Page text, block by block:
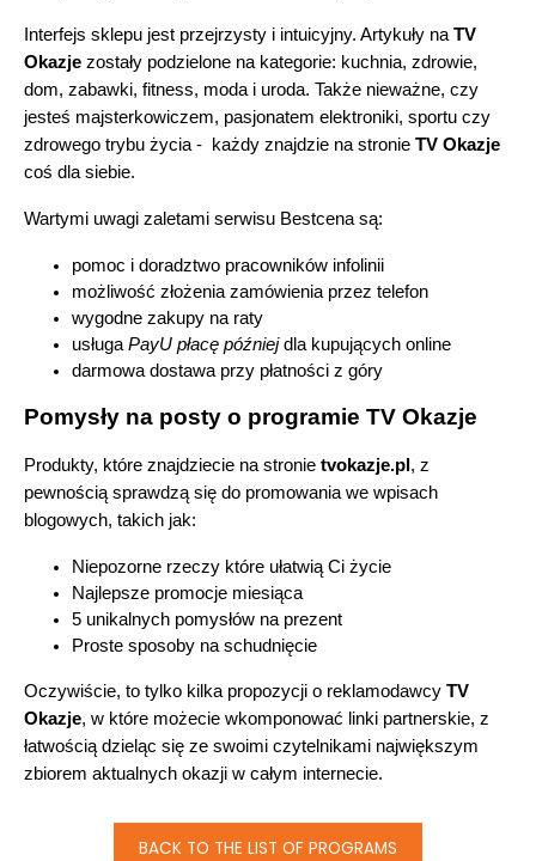
Interfejs sklepu jest przejrzysty i intuicyjny. Artykuły na TV
Okazje zostały podzielone na kategorie: kuchnia, zdrowie,
dom, zabawki, fitness, moda i uroda. Także nieważne, czy
jesteś majsterkowiczem, pasjonatem elektroniki, sportu czy
zdrowego trybu życia -  każdy znajdzie na stronie TV Okazje
coś dla siebie.
Wartymi uwagi zaletami serwisu Bestcena są:
pomoc i doradztwo pracowników infolinii
możliwość złożenia zamówienia przez telefon
wygodne zakupy na raty
usługa PayU płacę później dla kupujących online
darmowa dostawa przy płatności z góry
Pomysły na posty o programie TV Okazje
Produkty, które znajdziecie na stronie tvokazje.pl , z
pewnością sprawdzą się do promowania we wpisach
blogowych, takich jak:
Niepozorne rzeczy które ułatwią Ci życie
Najlepsze promocje miesiąca
5 unikalnych pomysłów na prezent
Proste sposoby na schudnięcie
Oczywiście, to tylko kilka propozycji o reklamodawcy TV
Okazje, w które możecie wkomponować linki partnerskie, z
łatwością dzieląc się ze swoimi czytelnikami największym
zbiorem aktualnych okazji w całym internecie.
BACK TO THE LIST OF PROGRAMS